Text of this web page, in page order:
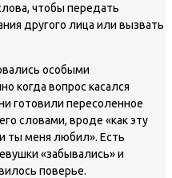
чтобы передать
другого лица или вызвать
особыми
когда вопрос касался
готовили пересоленное
словами, вроде «как эту
ты меня любил». Есть
«забывались» и
поверье.